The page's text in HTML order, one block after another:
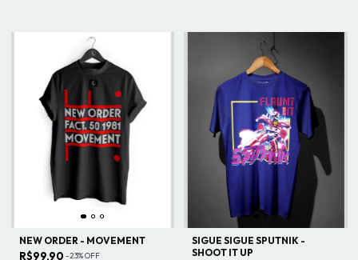
NEW ORDER - MOVEMENT
R$99,90 -23%OFF
SIGUE SIGUE SPUTNIK -
SHOOT IT UP